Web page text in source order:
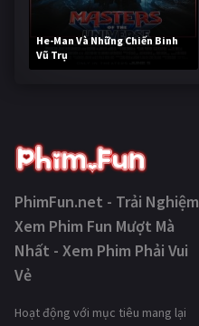
He-Man Và Những Chiến Binh
Vũ Trụ
246,344 lượt xem
PhimFun.net - Trải Nghiệm
Xem Phim Fun Mượt Mà
Nhất - Xem Phim Phải Vui
Vẻ
Hoạt động với mục tiêu mang lại